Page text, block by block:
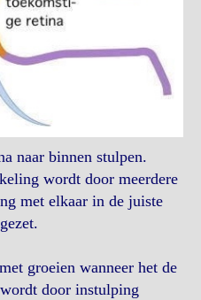
naar binnen stulpen.
wordt door meerdere
met elkaar in de juiste
groeien wanneer het de
door instulping